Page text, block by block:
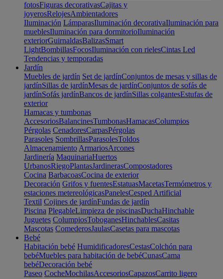
fotosFiguras decorativasCajitas y
joyerosRelojesAmbientadores
Iluminación LámparasIluminación decorativaIluminación para
mueblesIluminación para dormitorioIluminación
exteriorGuirnaldasBalizasSmart
LightBombillasFocosIluminación con rielesCintas Led
Tendencias y temporadas
Jardín
Muebles de jardín Set de jardínConjuntos de mesas y sillas de
jardínSillas de jardínMesas de jardínConjuntos de sofás de
jardínSofás jardínBancos de jardínSillas colgantesEstufas de
exterior
Hamacas y tumbonas
AccesoriosBalancinesTumbonasHamacasColumpios
Pérgolas CenadoresCarpasPérgolas
Parasoles SombrillasParasolesToldos
Almacenamiento ArmariosArcones
Jardinería MaquinariaHuertos
UrbanosRiegoPlantasJardinerasCompostadores
Cocina BarbacoasCocina de exterior
Decoración Grifos y fuentesEstatuasMacetasTermómetros y
estaciones metereológicasPanelesCesped Artificial
Textil Cojines de jardínFundas de jardín
Piscina PlegableLimpieza de piscinasDuchaHinchable
Juguetes ColumpiosToboganesHinchablesCasitas
Mascotas ComederosJaulasCasetas para mascotas
Bebé
Habitación bebé HumidificadoresCestasColchón para
bebéMuebles para habitación de bebéCunasCama
bebéDecoración bebé
Paseo CocheMochilasAccesoriosCapazosCarrito ligero